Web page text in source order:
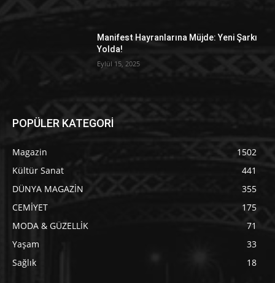
Manifest Hayranlarına Müjde: Yeni Şarkı
Yolda!
Eylül 15, 2025
POPÜLER KATEGORİ
Magazin
1502
Kültür Sanat
441
DÜNYA MAGAZİN
355
CEMİYET
175
MODA & GÜZELLİK
71
Yaşam
33
Sağlık
18